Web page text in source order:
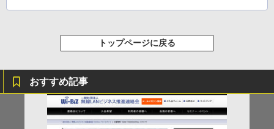
トップページに戻る
おすすめ記事